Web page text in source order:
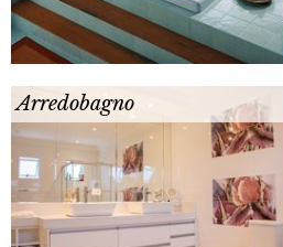
Arredobagno